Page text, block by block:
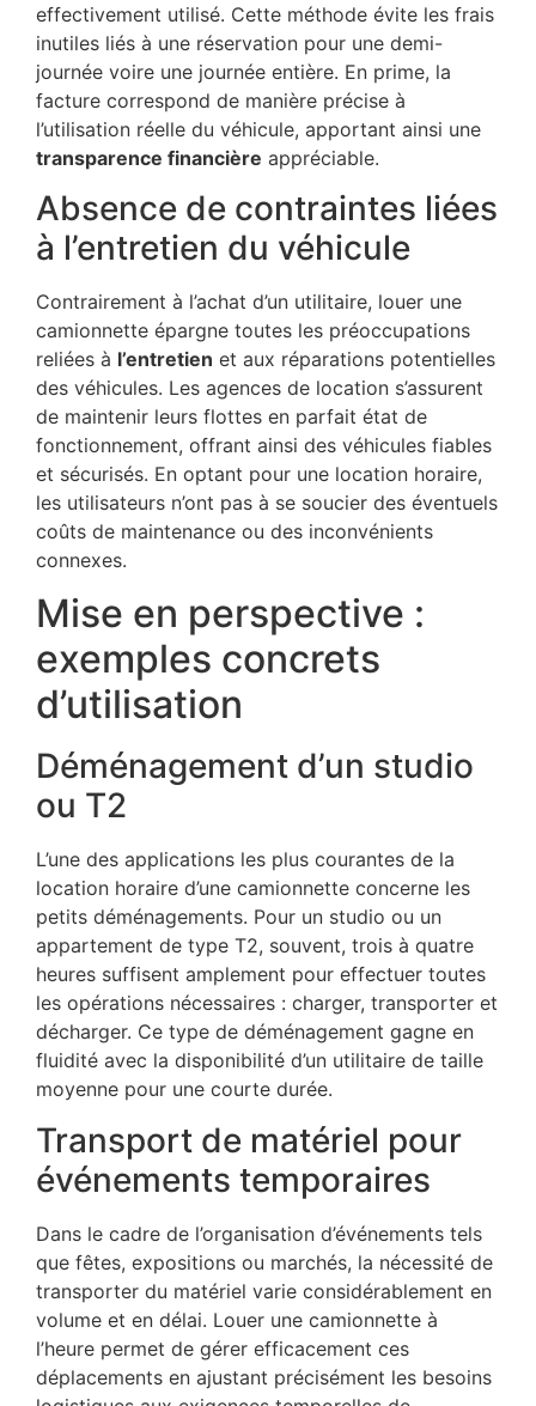
effectivement utilisé. Cette méthode évite les frais
inutiles liés à une réservation pour une demi-
journée voire une journée entière. En prime, la
facture correspond de manière précise à
l’utilisation réelle du véhicule, apportant ainsi une
transparence financière appréciable.
Absence de contraintes liées
à l’entretien du véhicule
Contrairement à l’achat d’un utilitaire, louer une
camionnette épargne toutes les préoccupations
reliées à l’entretien et aux réparations potentielles
des véhicules. Les agences de location s’assurent
de maintenir leurs flottes en parfait état de
fonctionnement, offrant ainsi des véhicules fiables
et sécurisés. En optant pour une location horaire,
les utilisateurs n’ont pas à se soucier des éventuels
coûts de maintenance ou des inconvénients
connexes.
Mise en perspective :
exemples concrets
d’utilisation
Déménagement d’un studio
ou T2
L’une des applications les plus courantes de la
location horaire d’une camionnette concerne les
petits déménagements. Pour un studio ou un
appartement de type T2, souvent, trois à quatre
heures suffisent amplement pour effectuer toutes
les opérations nécessaires : charger, transporter et
décharger. Ce type de déménagement gagne en
fluidité avec la disponibilité d’un utilitaire de taille
moyenne pour une courte durée.
Transport de matériel pour
événements temporaires
Dans le cadre de l’organisation d’événements tels
que fêtes, expositions ou marchés, la nécessité de
transporter du matériel varie considérablement en
volume et en délai. Louer une camionnette à
l’heure permet de gérer efficacement ces
déplacements en ajustant précisément les besoins